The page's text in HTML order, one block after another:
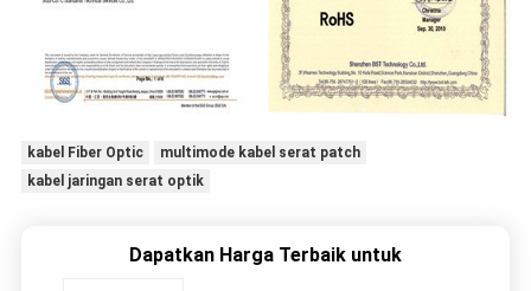
kabel Fiber Optic
multimode kabel serat patch
kabel jaringan serat optik
Dapatkan Harga Terbaik untuk